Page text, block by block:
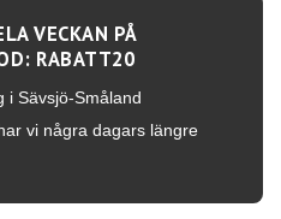
VECKAN PÅ
RABATT20
i Sävsjö-Småland
vi några dagars längre